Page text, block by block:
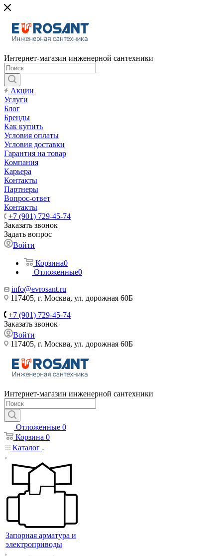
Интернет-магазин инженерной сантехники
Акции
Услуги
Блог
Бренды
Как купить
Условия оплаты
Условия доставки
Гарантия на товар
Компания
Карьера
Контакты
Партнеры
Вопрос-ответ
Контакты
+7 (901) 729-45-74
Заказать звонок
Задать вопрос
Войти
Корзина0
Отложенные0
info@evrosant.ru
117405, г. Москва, ул. дорожная 60Б
+7 (901) 729-45-74
Заказать звонок
Войти
117405, г. Москва, ул. дорожная 60Б
Интернет-магазин инженерной сантехники
Отложенные 0
Корзина 0
Каталог
Запорная арматура и
электроприводы